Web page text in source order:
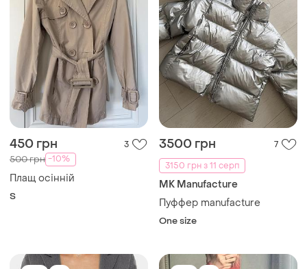
450 грн
-10%
3500 грн
3150 грн з 11 серп
MK Manufacture